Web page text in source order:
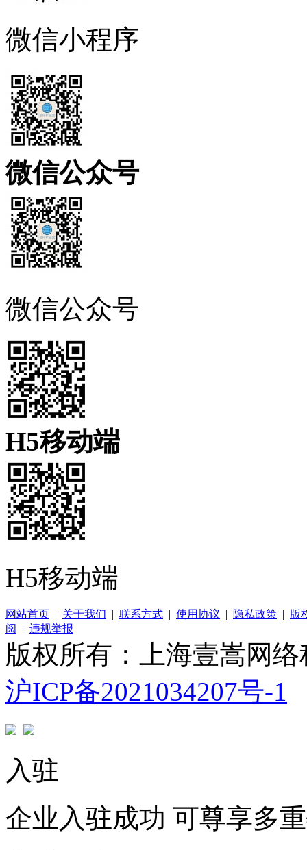
微信小程序
微信公众号
微信公众号
H5移动端
H5移动端
网站首页 | 关于我们 | 联系方式 | 使用协议 | 隐私政策 | 版
阅
| 违规举报
版权所有：上海壹嵩网
沪ICP备2021034207号-1
入驻
企业入驻成功 可尊享多